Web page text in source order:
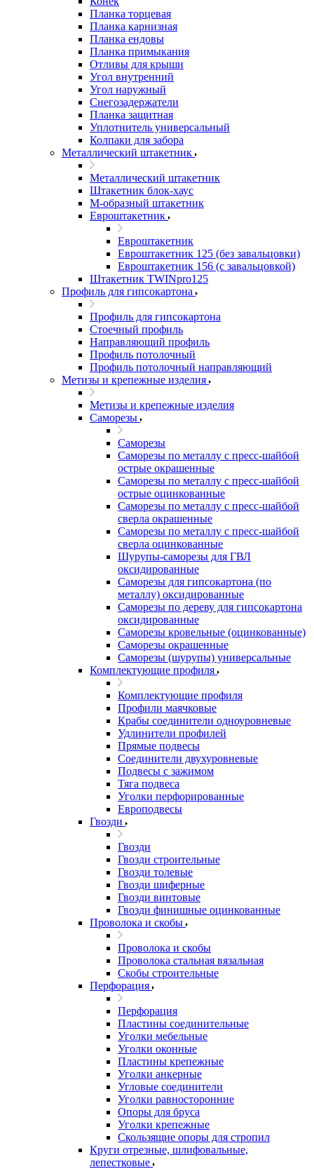
Планка торцевая
Планка карнизная
Планка ендовы
Планка примыкания
Отливы для крыши
Угол внутренний
Угол наружный
Снегозадержатели
Планка защитная
Уплотнитель универсальный
Колпаки для забора
Металлический штакетник
Металлический штакетник
Штакетник блок-хаус
М-образный штакетник
Евроштакетник
Евроштакетник
Евроштакетник 125 (без завальцовки)
Евроштакетник 156 (с завальцовкой)
Штакетник TWINpro125
Профиль для гипсокартона
Профиль для гипсокартона
Стоечный профиль
Направляющий профиль
Профиль потолочный
Профиль потолочный направляющий
Метизы и крепежные изделия
Метизы и крепежные изделия
Саморезы
Саморезы
Саморезы по металлу с пресс-шайбой
острые окрашенные
Саморезы по металлу с пресс-шайбой
острые оцинкованные
Саморезы по металлу с пресс-шайбой
сверла окрашенные
Саморезы по металлу с пресс-шайбой
сверла оцинкованные
Шурупы-саморезы для ГВЛ
оксидированные
Саморезы для гипсокартона (по
металлу) оксидированные
Саморезы по дереву для гипсокартона
оксидированные
Саморезы кровельные (оцинкованные)
Саморезы окрашенные
Саморезы (шурупы) универсальные
Комплектующие профиля
Комплектующие профиля
Профили маячковые
Крабы соединители одноуровневые
Удлинители профилей
Прямые подвесы
Соединители двухуровневые
Подвесы с зажимом
Тяга подвеса
Уголки перфорированные
Европодвесы
Гвозди
Гвозди
Гвозди строительные
Гвозди толевые
Гвозди шиферные
Гвозди винтовые
Гвозди финишные оцинкованные
Проволока и скобы
Проволока и скобы
Проволока стальная вязальная
Скобы строительные
Перфорация
Перфорация
Пластины соединительные
Уголки мебельные
Уголки оконные
Пластины крепежные
Уголки анкерные
Угловые соединители
Уголки равносторонние
Опоры для бруса
Уголки крепежные
Скользящие опоры для стропил
Круги отрезные, шлифовальные,
лепестковые